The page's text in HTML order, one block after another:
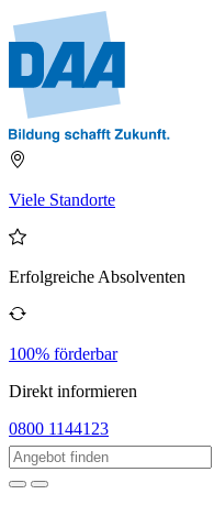
Viele Standorte
Erfolgreiche Absolventen
100% förderbar
Direkt informieren
0800 1144123